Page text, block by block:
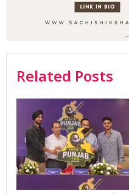
Related Posts